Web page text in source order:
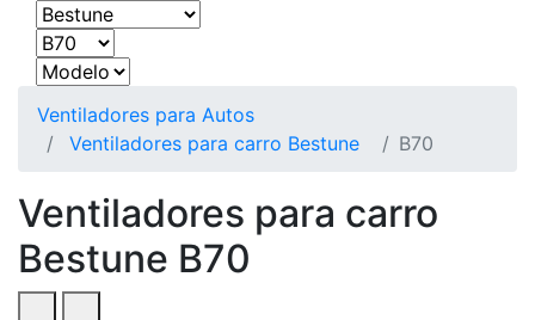
Ventiladores para Autos
Ventiladores para carro Bestune
B70
Ventiladores para carro
Bestune B70